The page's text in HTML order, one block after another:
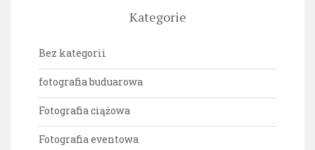
Kategorie
Bez kategorii
fotografia buduarowa
Fotografia ciążowa
Fotografia eventowa